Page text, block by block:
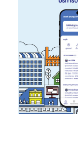
!! 2 มาดาม เจ้